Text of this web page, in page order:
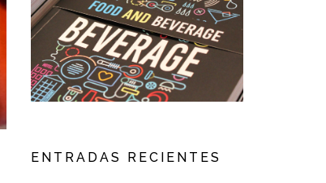
ENTRADAS RECIENTES